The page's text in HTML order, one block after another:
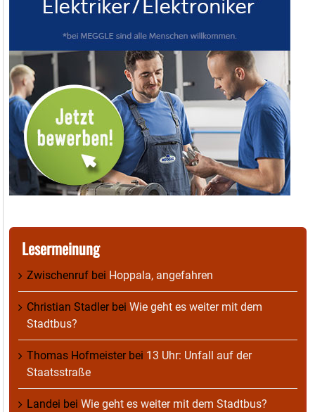
Lesermeinung
Zwischenruf bei Hoppala, angefahren
Christian Stadlerbei Wie geht es weiter mit dem
Stadtbus?
Thomas Hofmeisterbei 13 Uhr: Unfall auf der
Staatsstraße
Landei bei Wie geht es weiter mit dem Stadtbus?